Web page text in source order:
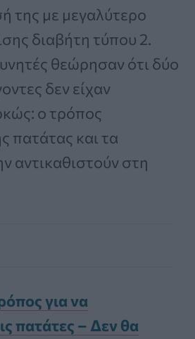
της με μεγαλύτερο
διαβήτη τύπου 2.
θεώρησαν ότι δύο
δεν είχαν
ο τρόπος
πατάτας και τα
αντικαθιστούν στη
για να
πατάτες – Δεν θα